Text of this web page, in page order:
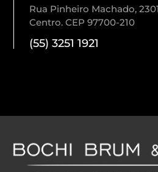
Rua Pinheiro Machado,
Centro. CEP 97700-210
(55) 3251 1921